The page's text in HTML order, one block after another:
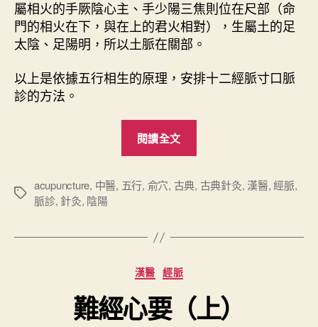
屬相火的手厥陰心主、手少陽三焦則位在尺部（命
門的相火在下，與在上的君火相對），生屬土的足
太陰、足陽明，所以土脈在關部。
以上是依據五行相生的原理，安排十二經脈寸口脈
診的方法。
閱讀全文
心
中
標
acupuncture, 中醫, 五行, 俞穴, 古典, 古典針灸, 漢醫,經脈,
脈診, 針灸, 陰陽
分
類
漢醫 經脈
難經心要（上）